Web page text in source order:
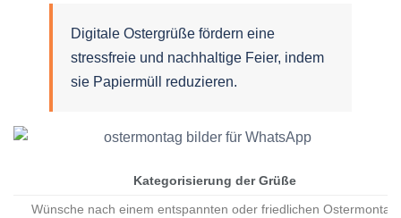
Digitale Ostergrüße fördern eine
stressfreie und nachhaltige Feier, indem
sie Papiermüll reduzieren.
Kategorisierung der Grüße
Wünsche nach einem entspannten oder friedlichen Ostermontag